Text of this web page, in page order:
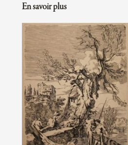
En savoir plus